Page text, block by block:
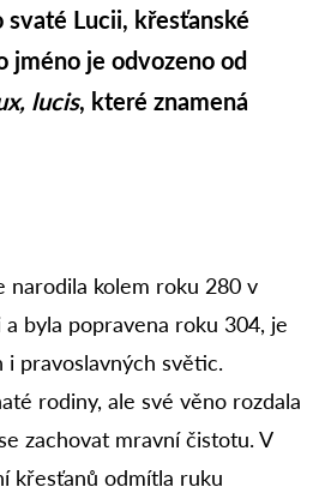
svaté Lucii, křesťanské
jméno je odvozeno od
lucis, které znamená
narodila kolem roku 280 v
a byla popravena roku 304, je
i pravoslavných světic.
rodiny, ale své věno rozdala
zachovat mravní čistotu. V
křesťanů odmítla ruku